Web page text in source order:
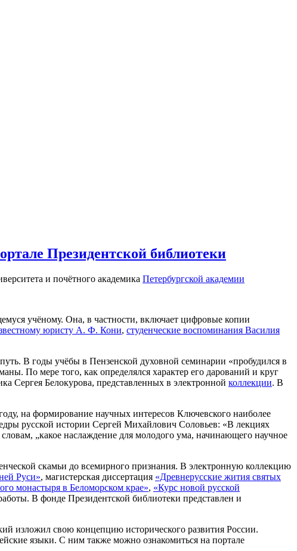
Президентской библиотеки
и почётного академика Петербургской академии
учёному. Она, в частности, включает цифровые копии
юристу А. Ф. Кони, студенческие воспоминания Василия
В годы учёбы в Пензенской духовной семинарии «пробудился в
По мере того, как определялся характер его дарований и круг
Сергея Белокурова, представленных в электронной коллекции. В
на формирование научных интересов Ключевского наиболее
русской истории Сергей Михайлович Соловьев: «В лекциях
„какое наслаждение для молодого ума, начинающего научное
скамьи до всемирного признания. В электронную коллекцию
Руси», магистерская диссертация «Древнерусские жития святых
монастыря в Беломорском крае», «Курс новой русской
В фонде Президентской библиотеки представлен и
изложил свою концепцию исторического развития России.
языки. С ним также можно ознакомиться на портале